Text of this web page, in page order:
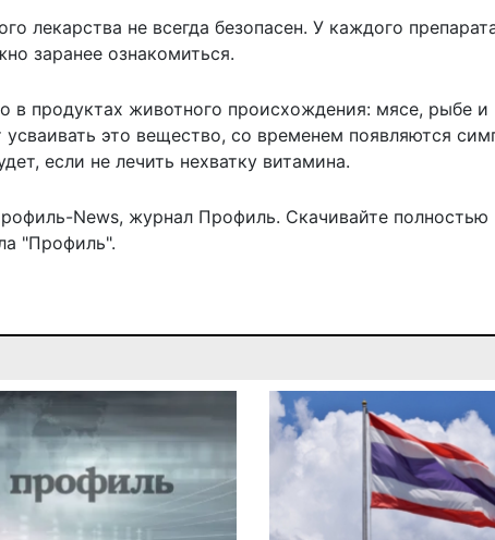
лекарства не всегда безопасен. У каждого
заранее ознакомиться.
в продуктах животного происхождения: мясе, рыбе и
это вещество, со временем появляются
если не лечить нехватку витамина.
News, журнал Профиль. Скачивайте полностью
"Профиль".